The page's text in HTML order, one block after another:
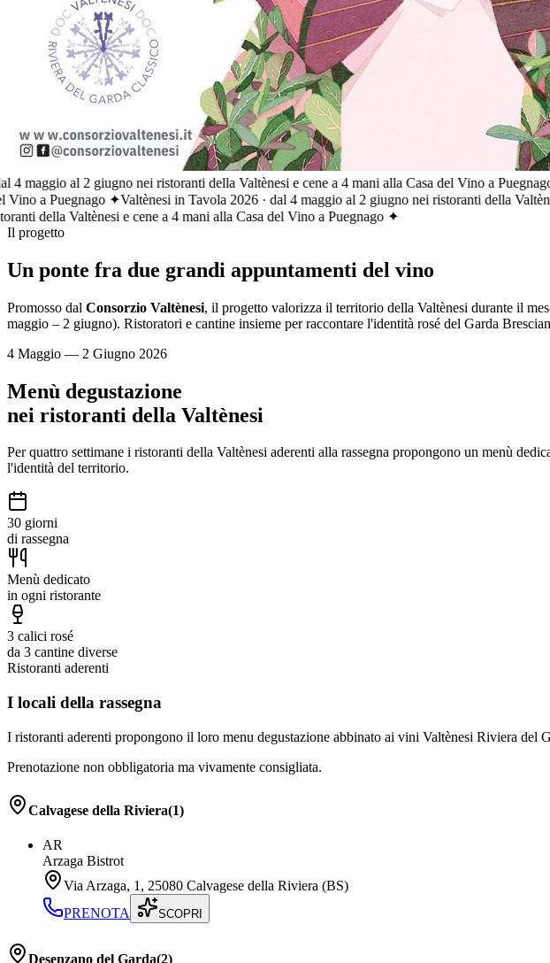
al 2 giugno nei ristoranti della Valtènesi e cene a 4 mani alla Casa del Vino a Puegnago ✦
a Puegnago ✦Valtènesi in Tavola 2026 · dal 4 maggio al 2 giugno nei ristoranti della Valtènesi
della Valtènesi e cene a 4 mani alla Casa del Vino a Puegnago ✦
Il progetto
Un ponte fra due grandi appuntamenti del vino
Promosso dal Consorzio Valtènesi, il progetto valorizza il territorio della Valtènesi durante il
maggio – 2 giugno). Ristoratori e cantine insieme per raccontare l'identità rosé del Garda
4 Maggio — 2 Giugno 2026
Menù degustazione
nei ristoranti della Valtènesi
Per quattro settimane i ristoranti della Valtènesi aderenti alla rassegna propongono un menù
l'identità del territorio.
30 giorni
di rassegna
Menù dedicato
in ogni ristorante
3 calici rosé
da 3 cantine diverse
Ristoranti aderenti
I locali della rassegna
I ristoranti aderenti propongono il loro menu degustazione abbinato ai vini Valtènesi Riviera del
Prenotazione non obbligatoria ma vivamente consigliata.
Calvagese della Riviera(1)
AR
Arzaga Bistrot
Via Arzaga, 1, 25080 Calvagese della Riviera (BS)
PRENOTA
SCOPRI
Desenzano del Garda(2)